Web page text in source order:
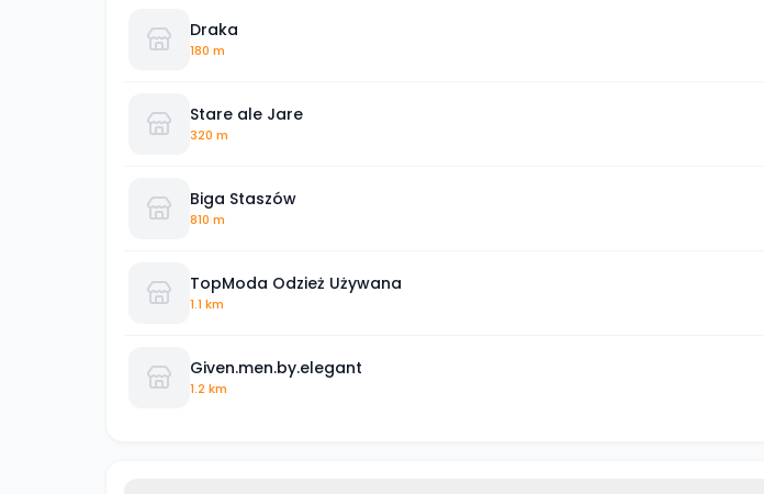
Draka
180 m
Stare ale Jare
320 m
Biga Staszów
810 m
TopModa Odzież Używana
1.1 km
Given.men.by.elegant
1.2 km